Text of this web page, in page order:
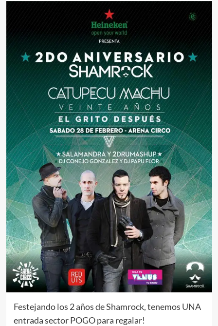
Festejando los 2 años de Shamrock, tenemos UNA
entrada sector POGO para regalar!